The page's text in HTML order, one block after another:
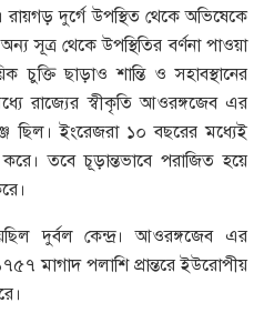
রায়গড় দুর্গে উপস্থিত থেকে অভিষেকে
সূত্র থেকে উপস্থিতির বর্ণনা পাওয়া
চুক্তি ছাড়াও শান্তি ও সহাবস্থানের
রাজ্যের স্বীকৃতি আওরঙ্গজেব এর
ছিল। ইংরেজরা ১০ বছরের মধ্যেই
তবে চূড়ান্তভাবে পরাজিত হয়ে
দুর্বল কেন্দ্র। আওরঙ্গজেব এর
মাগাদ পলাশি প্রান্তরে ইউরোপীয়